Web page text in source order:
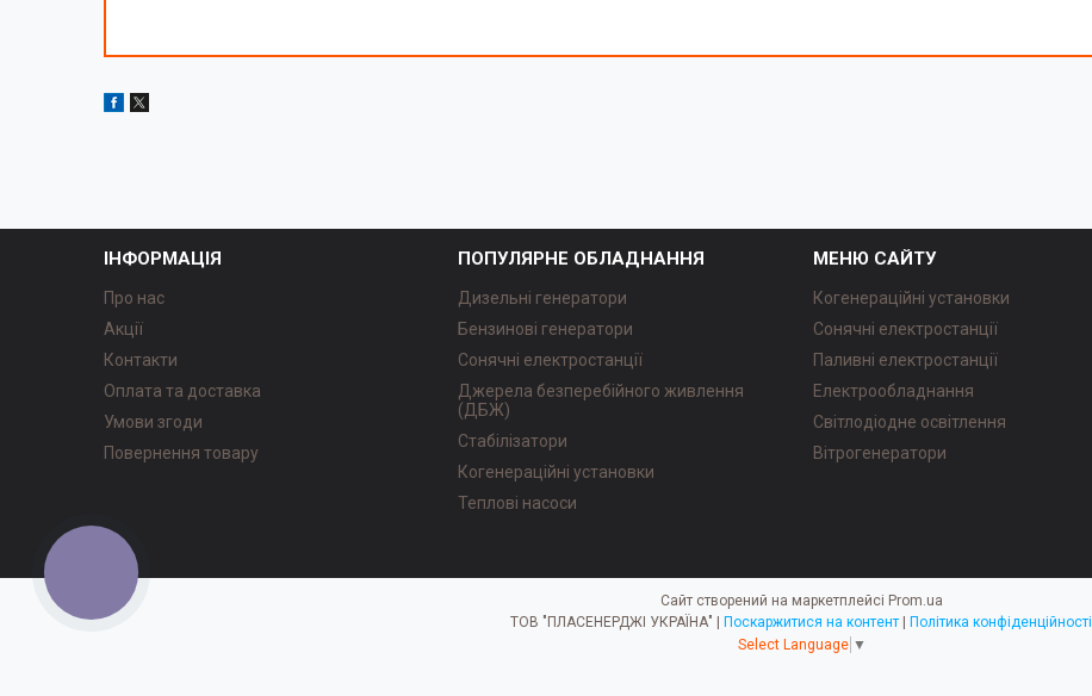
ІНФОРМАЦІЯ
Про нас
Акції
Контакти
Оплата та доставка
Умови згоди
Повернення товару
ПОПУЛЯРНЕ ОБЛАДНАННЯ
Дизельні генератори
Бензинові генератори
Сонячні електростанції
Джерела безперебійного живлення
(ДБЖ)
Стабілізатори
Когенераційні установки
Теплові насоси
МЕНЮ САЙТУ
Когенераційні установки
Сонячні електростанції
Паливні електростанції
Електрообладнання
Світлодіодне освітлення
Вітрогенератори
Сайт створений на маркетплейсі Prom.ua
ТОВ "ПЛАСЕНЕРДЖІ УКРАЇНА" | Поскаржитися на контент | Політика конфіденційності
Select Language ▼